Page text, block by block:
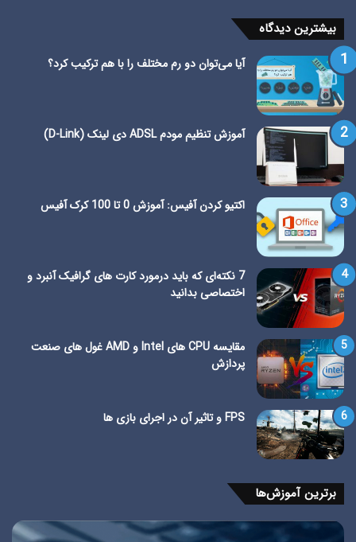
بیشترین دیدگاه
آیا می‌توان دو رم مختلف را با هم ترکیب کرد؟
آموزش تنظیم مودم ADSL دی لینک (D-Link)
اکتیو کردن آفیس: آموزش 0 تا 100 کرک آفیس
7 نکته‌ای که باید درمورد کارت های گرافیک آنبرد و
اختصاصی بدانید
مقایسه CPU های Intel و AMD غول های صنعت
پردازش
FPS و تاثیر آن در اجرای بازی ها
برترین آموزش‌ها
رفع